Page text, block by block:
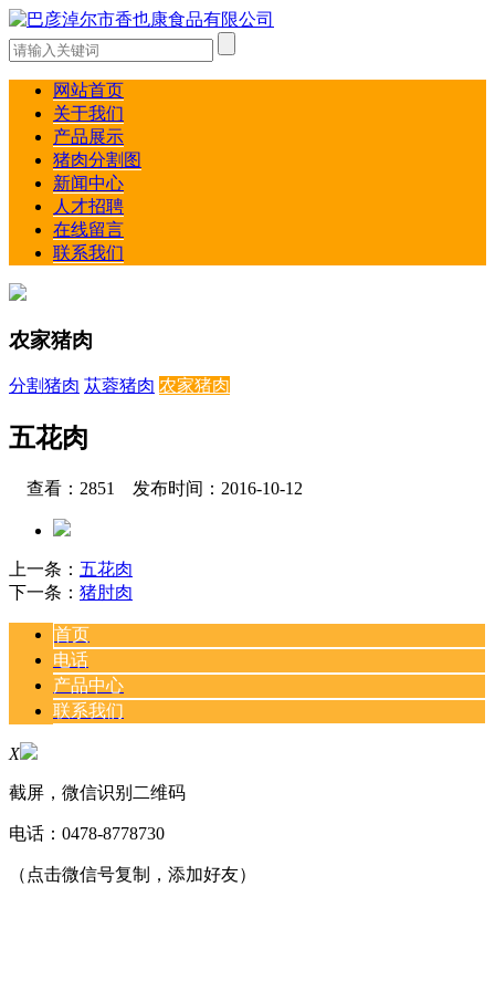
网站首页
关于我们
产品展示
猪肉分割图
新闻中心
人才招聘
在线留言
联系我们
农家猪肉
分割猪肉 苁蓉猪肉 农家猪肉
五花肉
查看：2851 发布时间：2016-10-12
上一条： 五花肉
下一条： 猪肘肉
首页
电话
产品中心
联系我们
X
截屏，微信识别二维码
电话： 0478-8778730
（点击微信号复制，添加好友）